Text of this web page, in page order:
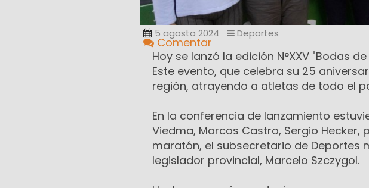
5 agosto 2024 Deportes
Comentar
Hoy se lanzó la edición N°XXV "Bodas
Este evento, que celebra su 25
región, atrayendo a atletas de todo el
En la conferencia de lanzamiento
Viedma, Marcos Castro, Sergio
maratón, el subsecretario de Deportes
legislador provincial, Marcelo Szczygol.